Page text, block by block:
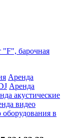
"F", барочная
Аренда
Аренда
акустические
видео
оборудования в